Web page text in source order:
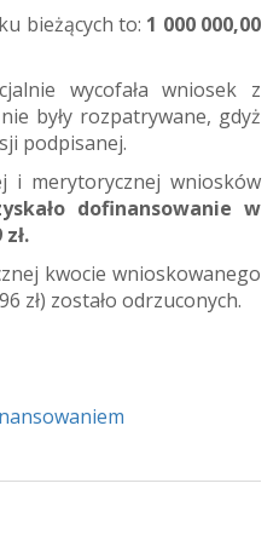
bieżących to: 1 000 000,00
wycofała wniosek z
były rozpatrywane, gdyż
podpisanej.
i merytorycznej wniosków
dofinansowanie w
kwocie wnioskowanego
zł) zostało odrzuconych.